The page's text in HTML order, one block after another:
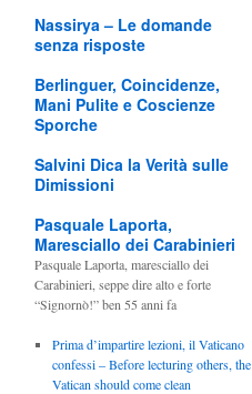
Nassirya – Le domande
senza risposte
Berlinguer, Coincidenze,
Mani Pulite e Coscienze
Sporche
Salvini Dica la Verità sulle
Dimissioni
Pasquale Laporta,
Maresciallo dei Carabinieri
Pasquale Laporta, maresciallo dei
Carabinieri, seppe dire alto e forte
“Signornò!” ben 55 anni fa
Prima d’impartire lezioni, il Vaticano
confessi – Before lecturing others, the
Vatican should come clean